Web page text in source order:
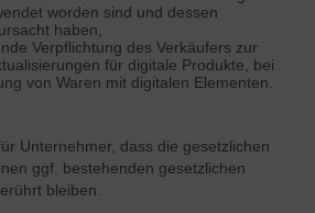
worden sind und dessen
haben,
Verpflichtung des Verkäufers zur
für digitale Produkte, bei
von Waren mit digitalen Elementen.
Unternehmer, dass die gesetzlichen
ggf. bestehenden gesetzlichen
bleiben.